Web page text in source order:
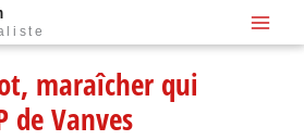
maraîcher qui
de Vanves